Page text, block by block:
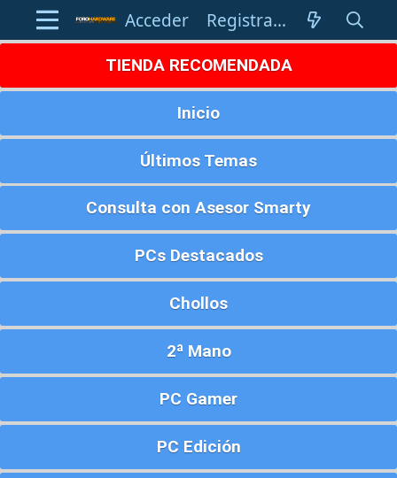
Acceder Registrarse
TIENDA RECOMENDADA
Inicio
Últimos Temas
Consulta con Asesor Smarty
PCs Destacados
Chollos
2ª Mano
PC Gamer
PC Edición